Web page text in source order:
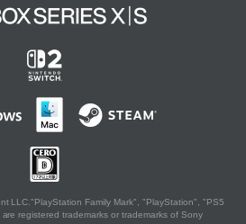
LLC."PlayStation Family Mark", "PlayStation", "PS5
registered trademarks or trademarks of Sony